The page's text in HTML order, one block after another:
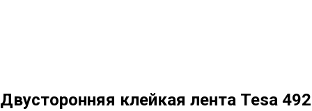
Двусторонняя клейкая лента Tesa